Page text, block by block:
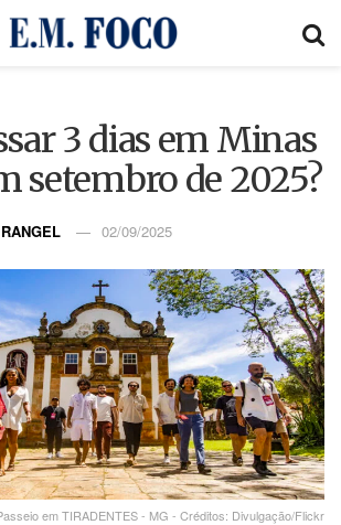
3 dias em Minas
setembro de 2025?
02/09/2025
em TIRADENTES - MG - Créditos: Divulgação/Flickr